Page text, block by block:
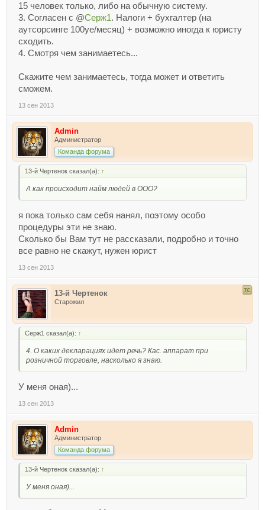
15 человек только, либо на обычную систему.
3. Согласен с @Серж1. Налоги + бухгалтер (на
аутсорсинге 100уе/месяц) + возможно иногда к юристу
сходить.
4. Смотря чем занимаетесь...
Скажите чем занимаетесь, тогда может и ответить
сможем.
13 сен 2013
Admin
Администратор
Команда форума
13-й Чертенок сказал(а): ↑
А как происходит найм людей в ООО?
я пока только сам себя нанял, поэтому особо
процедуры эти не знаю.
Сколько бы Вам тут не рассказали, подробно и точно
все равно не скажут, нужен юрист
13 сен 2013
13-й Чертенок
Старожил
Серж1 сказал(а): ↑
4. О каких декларациях идет речь? Кас. аппарат при
розничной торговле, насколько я знаю.
У меня оная)...
13 сен 2013
Admin
Администратор
Команда форума
13-й Чертенок сказал(а): ↑
У меня оная)...